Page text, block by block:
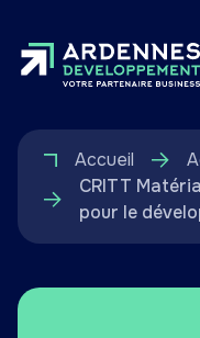
Accueil
CRITT
pour le